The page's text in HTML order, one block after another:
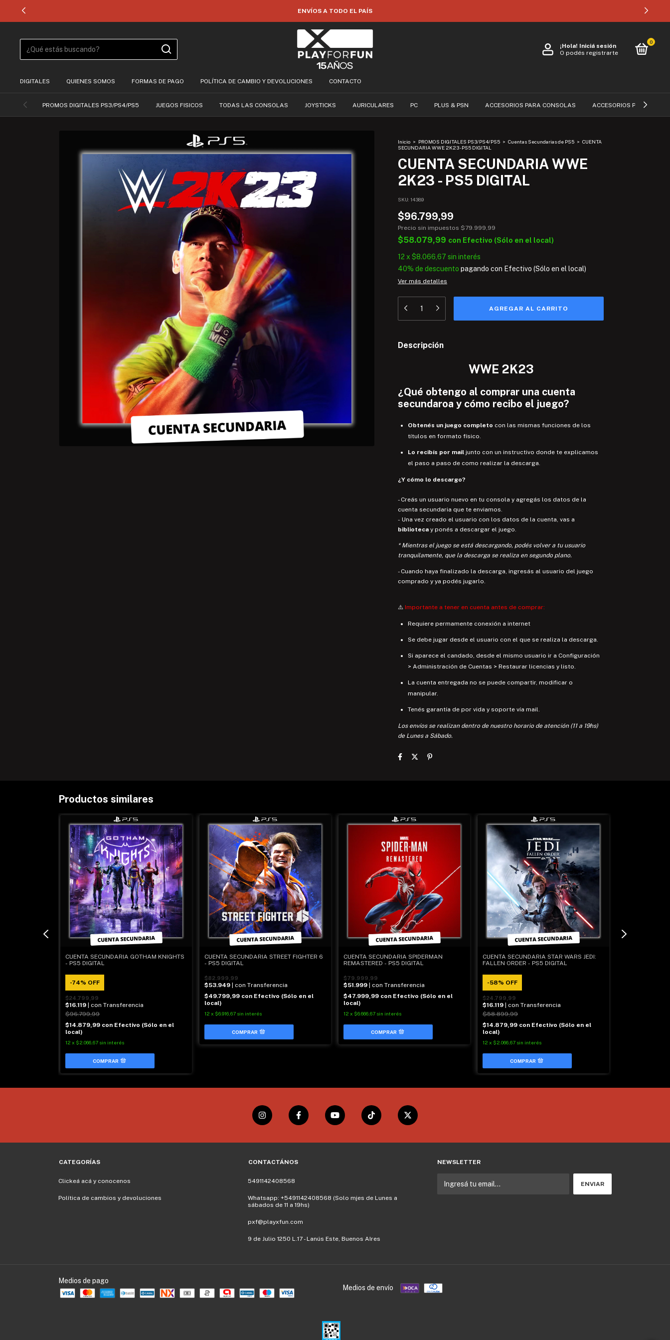
ENVÍOS A TODO EL PAÍS
¡Hola! Iniciá sesión
O podés registrarte
0
DIGITALES QUIENES SOMOS FORMAS DE PAGO POLÍTICA DE CAMBIO Y DEVOLUCIONES CONTACTO
PROMOS DIGITALES PS3/PS4/PS5 JUEGOS FISICOS TODAS LAS CONSOLAS JOYSTICKS AURICULARES PC PLUS & PSN ACCESORIOS PARA CONSOLAS ACCESORIOS PARA
Inicio > PROMOS DIGITALES PS3/PS4/PS5 > Cuentas Secundarias de PS5 > CUENTA
SECUNDARIA WWE 2K23 - PS5 DIGITAL
CUENTA SECUNDARIA WWE
2K23 - PS5 DIGITAL
SKU: 14389
$96.799,99
Precio sin impuestos $79.999,99
$58.079,99 con Efectivo (Sólo en el local)
12 x $8.066,67 sin interés
40% de descuento pagando con Efectivo (Sólo en el local)
Ver más detalles
Descripción
WWE 2K23
¿Qué obtengo al comprar una cuenta
secundaroa y cómo recibo el juego?
Obtenés un juego completo con las mismas funciones de los
títulos en formato físico.
Lo recibís por mail junto con un instructivo donde te explicamos
el paso a paso de como realizar la descarga.
¿Y cómo lo descargo?
- Creás un usuario nuevo en tu consola y agregás los datos de la
cuenta secundaria que te enviamos.
- Una vez creado el usuario con los datos de la cuenta, vas a
biblioteca y ponés a descargar el juego.
* Mientras el juego se está descargando, podés volver a tu usuario
tranquilamente, que la descarga se realiza en segundo plano.
- Cuando haya finalizado la descarga, ingresás al usuario del juego
comprado y ya podés jugarlo.
⚠️ Importante a tener en cuenta antes de comprar:
Requiere permamente conexión a internet
Se debe jugar desde el usuario con el que se realiza la descarga.
Si aparece el candado, desde el mismo usuario ir a Configuración
> Administración de Cuentas > Restaurar licencias y listo.
La cuenta entregada no se puede compartir, modificar o
manipular.
Tenés garantía de por vida y soporte vía mail.
Los envíos se realizan dentro de nuestro horario de atención (11 a 19hs)
de Lunes a Sábado.
Productos similares
CUENTA SECUNDARIA GOTHAM KNIGHTS
- PS5 DIGITAL
-74% OFF
$24.799,99
$16.119
| con Transferencia
$96.799,99
$14.879,99 con Efectivo (Sólo en el
local)
12 x $2.066,67 sin interés
CUENTA SECUNDARIA STREET FIGHTER 6
- PS5 DIGITAL
$82.999,99
$53.949
| con Transferencia
$49.799,99 con Efectivo (Sólo en el
local)
12 x $6.916,67 sin interés
CUENTA SECUNDARIA SPIDERMAN
REMASTERED - PS5 DIGITAL
$79.999,99
$51.999
| con Transferencia
$47.999,99 con Efectivo (Sólo en el
local)
12 x $6.666,67 sin interés
CUENTA SECUNDARIA STAR WARS JEDI:
FALLEN ORDER - PS5 DIGITAL
-58% OFF
$24.799,99
$16.119
| con Transferencia
$58.899,99
$14.879,99 con Efectivo (Sólo en el
local)
12 x $2.066,67 sin interés
CATEGORÍAS
Clickeá acá y conocenos
Política de cambios y devoluciones
CONTACTÁNOS
5491142408568
Whatsapp: +5491142408568 (Solo mjes de Lunes a
sábados de 11 a 19hs)
pxf@playxfun.com
9 de Julio 1250 L.17 - Lanús Este, Buenos AIres
NEWSLETTER
Medios de pago
Medios de envío